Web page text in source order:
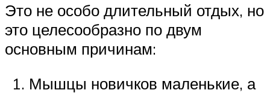
Это не особо длительный отдых, но
это целесообразно по двум
основным причинам:
Мышцы новичков маленькие, а